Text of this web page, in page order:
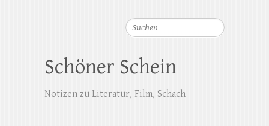
Suchen
Schöner Schein
Notizen zu Literatur, Film, Schach